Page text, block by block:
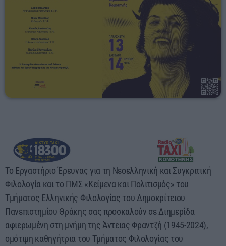
Το Εργαστήριο Έρευνας για τη Νεοελληνική και Συγκριτική
Φιλολογία και το ΠΜΣ «Κείμενα και Πολιτισμός» του
Τμήματος Ελληνικής Φιλολογίας του Δημοκρίτειου
Πανεπιστημίου Θράκης σας προσκαλούν σε Διημερίδα
αφιερωμένη στη μνήμη της Άντειας Φραντζή (1945-2024),
ομότιμη καθηγήτρια του Τμήματος Φιλολογίας του